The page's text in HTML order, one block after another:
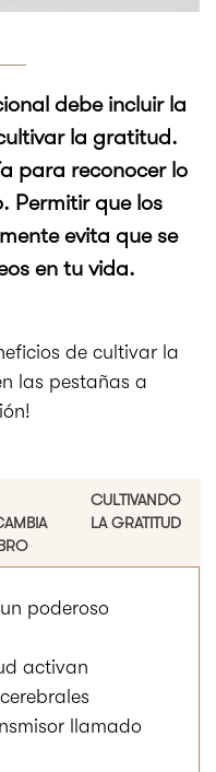
debe incluir la
la gratitud.
para reconocer lo
Permitir que los
evita que se
en tu vida.
de cultivar la
las pestañas a
CULTIVANDO
LA GRATITUD
poderoso
activan
llamado